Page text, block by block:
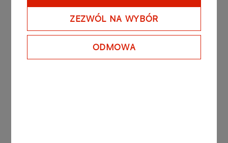
ZEZWÓL NA WYBÓR
ODMOWA
AKTUALNOŚCI 22.12.2023
ORLEN Administracja
Dzieciom